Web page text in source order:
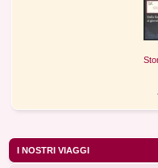
I NOSTRI VIAGGI